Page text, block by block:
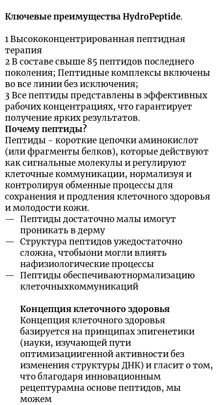
Ключевые преимущества HydroPeptide.
1 Высококонцентрированная пептидная
терапия
2 В составе свыше 85 пептидов последнего
поколения; Пептидные комплексы включены
во все линии без исключения;
3 Все пептиды представлены в эффективных
рабочих концентрациях, что гарантирует
получение ярких результатов.
Почему пептиды?
Пептиды - короткие цепочки аминокислот
(или фрагменты белков), которые действуют
как сигнальные молекулы и регулируют
клеточные коммуникации, нормализуя и
контролируя обменные процессы для
сохранения и продления клеточного здоровья
и молодости кожи.
Пептиды достаточно малы имогут
проникать в дерму
Структура пептидов ужедостаточно
сложна, чтобыони могли влиять
нафизиологические процессы
Пептиды обеспечиваютнормализацию
клеточныхкоммуникаций
Концепция клеточного здоровья
Концепция клеточного здоровья
базируется на принципах эпигенетики
(науки, изучающей пути
оптимизациигенной активности без
изменения структуры ДНК) и гласит о том,
что благодаря инновационным
рецептурамна основе пептидов, мы
можем